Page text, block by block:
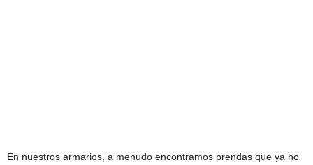
En nuestros armarios, a menudo encontramos prendas que ya no